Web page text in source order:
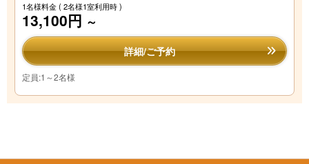
1名様料金( 2名様1室利用時 )
13,100円 ～
詳細/ご予約
定員:1～2名様